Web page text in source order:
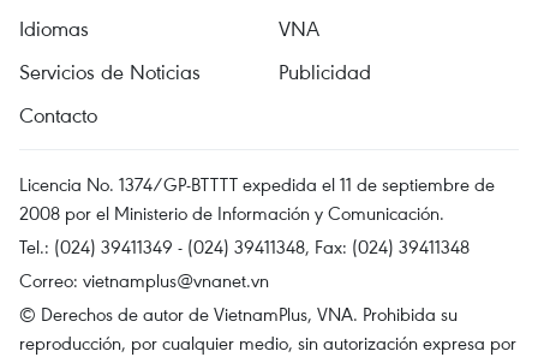
Idiomas
VNA
Servicios de Noticias
Publicidad
Contacto
Licencia No. 1374/GP-BTTTT expedida el 11 de septiembre de
2008 por el Ministerio de Información y Comunicación.
Tel.: (024) 39411349 - (024) 39411348, Fax: (024) 39411348
Correo: vietnamplus@vnanet.vn
© Derechos de autor de VietnamPlus, VNA. Prohibida su
reproducción, por cualquier medio, sin autorización expresa por